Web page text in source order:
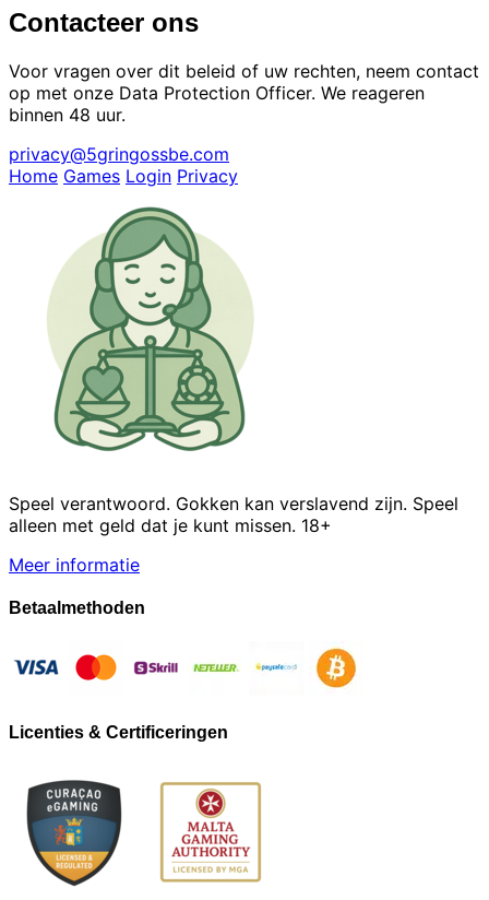
Contacteer ons
Voor vragen over dit beleid of uw rechten, neem contact
op met onze Data Protection Officer. We reageren
binnen 48 uur.
privacy@5gringossbe.com
Home Games Login Privacy
Speel verantwoord. Gokken kan verslavend zijn. Speel
alleen met geld dat je kunt missen. 18+
Meer informatie
Betaalmethoden
Licenties & Certificeringen